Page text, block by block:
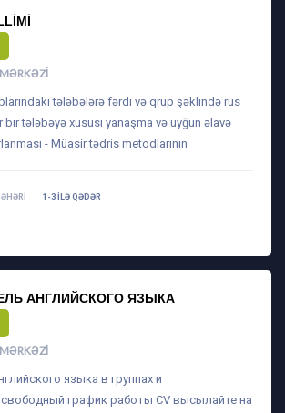
MƏRKƏZI
tələbələrə fərdi və qrup şəklində rus
bir tələbəyə xüsusi yanaşma və uyğun əlavə
- Müasir tədris metodlarının
1-3 ILƏ QƏDƏR
АНГЛИЙСКОГО ЯЗЫКА
MƏRKƏZI
языка в группах и
график работы CV высылайте на